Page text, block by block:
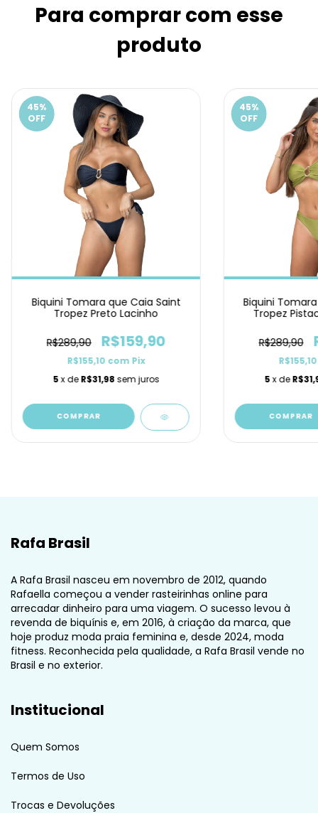
Para comprar com esse
produto
45%
OFF
Biquini Tomara que Caia Saint
Tropez Preto Lacinho
R$289,90 R$159,90
R$155,10 com Pix
5x deR$31,98 sem juros
COMPRAR
45%
OFF
Biquini
Tropez
R$289,90
5 x de
COMPRAR
Rafa Brasil
A Rafa Brasil nasceu em novembro de 2012, quando
Rafaella começou a vender rasteirinhas online para
arrecadar dinheiro para uma viagem. O sucesso levou à
revenda de biquínis e, em 2016, à criação da marca, que
hoje produz moda praia feminina e, desde 2024, moda
fitness. Reconhecida pela qualidade, a Rafa Brasil vende no
Brasil e no exterior.
Institucional
Quem Somos
Termos de Uso
Trocas e Devoluções